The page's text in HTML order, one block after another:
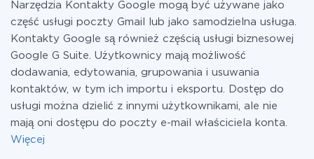
Narzędzia Kontakty Google mogą być używane jako
część usługi poczty Gmail lub jako samodzielna usługa.
Kontakty Google są również częścią usługi biznesowej
Google G Suite. Użytkownicy mają możliwość
dodawania, edytowania, grupowania i usuwania
kontaktów, w tym ich importu i eksportu. Dostęp do
usługi można dzielić z innymi użytkownikami, ale nie
mają oni dostępu do poczty e-mail właściciela konta.
Więcej